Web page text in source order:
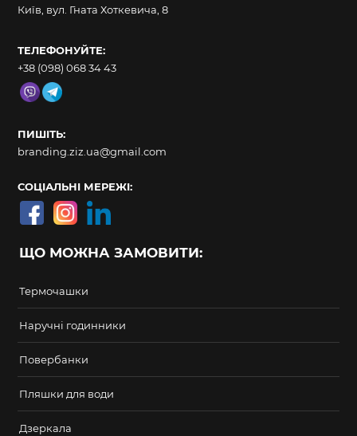
Київ, вул. Гната Хоткевича, 8
ТЕЛЕФОНУЙТЕ:
+38 (098) 068 34 43
ПИШІТЬ:
branding.ziz.ua@gmail.com
СОЦІАЛЬНІ МЕРЕЖІ:
ЩО МОЖНА ЗАМОВИТИ:
Термочашки
Наручні годинники
Повербанки
Пляшки для води
Дзеркала